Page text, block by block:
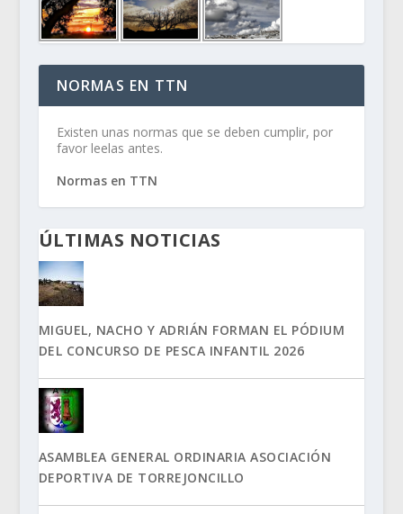
NORMAS EN TTN
Existen unas normas que se deben cumplir, por
favor leelas antes.
Normas en TTN
ÚLTIMAS NOTICIAS
MIGUEL, NACHO Y ADRIÁN FORMAN EL PÓDIUM
DEL CONCURSO DE PESCA INFANTIL 2026
ASAMBLEA GENERAL ORDINARIA ASOCIACIÓN
DEPORTIVA DE TORREJONCILLO